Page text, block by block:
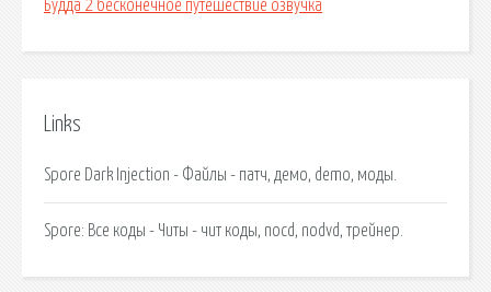
Будда 2 бесконечное путешествие озвучка
Links
Spore Dark Injection - Файлы - патч, демо, demo, моды.
Spore: Все коды - Читы - чит коды, nocd, nodvd, трейнер.